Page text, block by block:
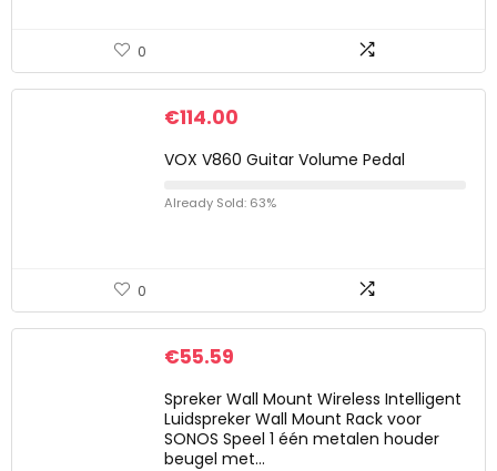
0
€114.00
VOX V860 Guitar Volume Pedal
Already Sold: 63%
0
€55.59
Spreker Wall Mount Wireless Intelligent
Luidspreker Wall Mount Rack voor
SONOS Speel 1 één metalen houder
beugel met…